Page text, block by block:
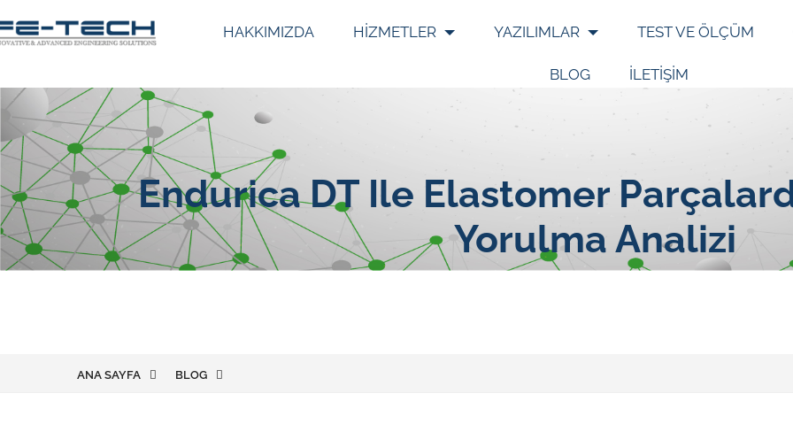
HAKKIMIZDA HİZMETLER YAZILIMLAR TEST VE ÖLÇÜM
BLOG İLETİŞİM
Endurica DT Ile Elastomer
Yorulma Analizi
ANA SAYFA BLOG